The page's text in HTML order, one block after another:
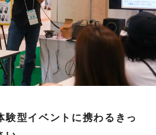
験型イベントに携わるきっ